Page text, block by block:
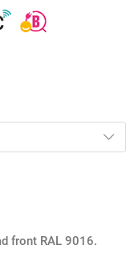
front RAL 9016.